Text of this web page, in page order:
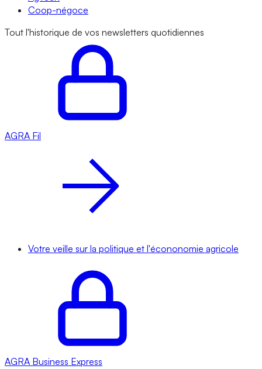
Coop-négoce
Tout l'historique de vos newsletters quotidiennes
AGRA Fil
Votre veille sur la politique et l'écononomie agricole
AGRA Business Express